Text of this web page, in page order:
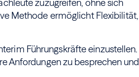
zuzugreifen, ohne sich
Methode ermöglicht Flexibilität,
Führungskräfte einzustellen.
Anfordungen zu besprechen und